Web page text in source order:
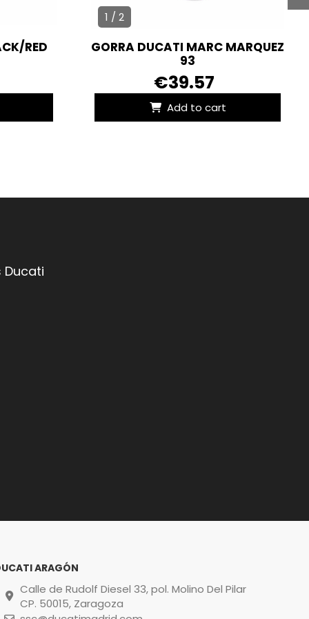
RED
1 / 2
GORRA DUCATI MARC MARQUEZ
93
€39.57
Add to cart
ARAGÓN
Calle de Rudolf Diesel 33, pol. Molino Del Pilar
CP. 50015, Zaragoza